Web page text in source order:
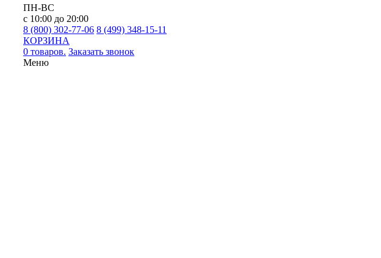
ПН-ВС
с 10:00 до 20:00
8 (800) 302-77-06 8 (499) 348-15-11
КОРЗИНА
0 товаров. Заказать звонок
Меню